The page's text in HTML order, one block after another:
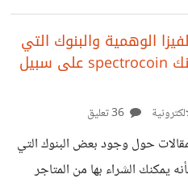
بعد أن أنتهي
الجزائر غير مدعومة حاولت مع نيتلر وspectrocoin والكثير
الجزائر لهذا أريد حلا أو مساعدة
موضوع كتبته سابقا
وقد مرت شهرين ولم تصلني بعد
تحديث : وجدت هذا الموقع
الهوية
الوهمية والبنوك التي
تقدم هذه الخدمة وبنك spectrocoin على سبيل
حول وجود بعض البنوك التي
يمكنك الشراء بها من المتاجر